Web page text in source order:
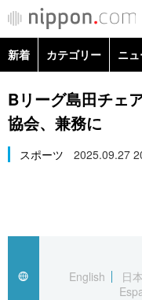
カテゴリー
経済・ビジネス
国際
トップ
アーカイブ
In-depth
Japan Data
新着 カテゴリー ニ
政治・外交
経済・ビジネス
Bリーグ島田チェ
協会、兼務に
スポーツ 2025.09.27
English
日